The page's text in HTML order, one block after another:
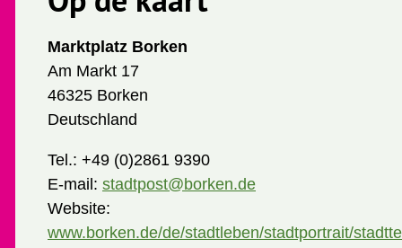
Marktplatz Borken
Am Markt 17
46325 Borken
Deutschland
Tel.: +49 (0)2861 9390
E-mail: stadtpost@borken.de
Website:
www.borken.de/de/stadtleben/stadtportrait/